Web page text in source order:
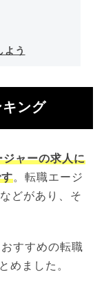
よう
ング
ャーの求人に
。転職エージ
どがあり、そ
すすめの転職
めました。